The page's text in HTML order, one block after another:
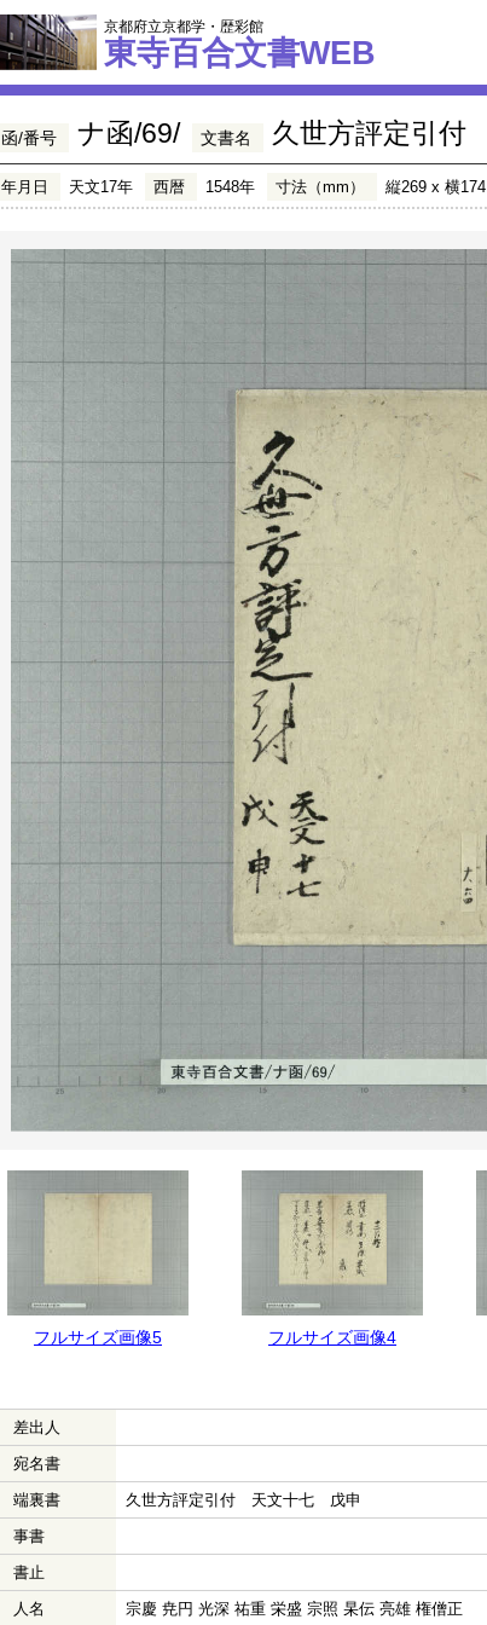
京都府立京都学・歴彩館
東寺百合文書WEB
函/番号 ナ函/69/ 文書名 久世方評定引付
年月日 天文17年 西暦 1548年 寸法（mm） 縦269 x 横174
フルサイズ画像5 フルサイズ画像4
差出人
宛名書
端裏書
久世方評定引付 天文十七 戊申
事書
書止
人名
宗慶 尭円 光深 祐重 栄盛 宗照 杲伝 亮雄 権僧正